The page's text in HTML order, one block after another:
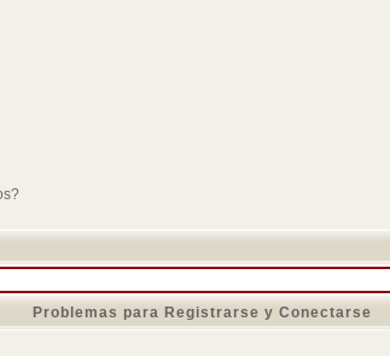
Problemas para Registrarse y Conectarse